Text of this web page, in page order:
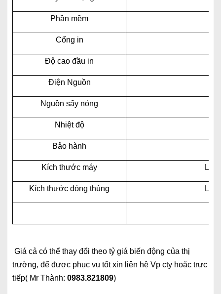
Phần mềm
Cổng in
Độ cao đầu in
Điện Nguồn
Nguồn sấy nóng
Nhiệt độ
Bảo hành
Kích thước máy
Kích thước đóng thùng
Giá cả có thể thay đổi theo tỷ giá biến động của thị
trường, để được phục vụ tốt xin liên hệ Vp cty hoặc trực
tiếp( Mr Thành: 0983.821809)